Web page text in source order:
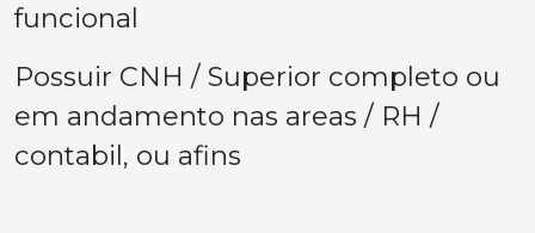
funcional
Possuir CNH / Superior completo ou
em andamento nas areas / RH /
contabil, ou afins